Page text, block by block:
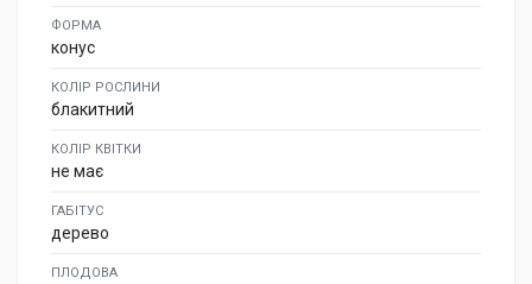
ФОРМА
конус
КОЛІР РОСЛИНИ
блакитний
КОЛІР КВІТКИ
не має
ГАБІТУС
дерево
ПЛОДОВА